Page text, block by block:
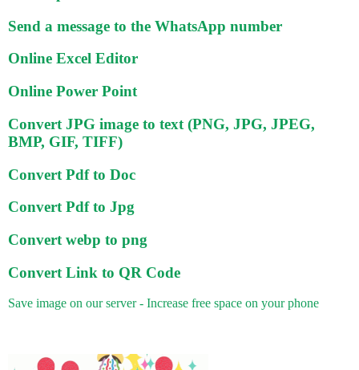
Send a message to the WhatsApp number
Online Excel Editor
Online Power Point
Convert JPG image to text (PNG, JPG, JPEG,
BMP, GIF, TIFF)
Convert Pdf to Doc
Convert Pdf to Jpg
Convert webp to png
Convert Link to QR Code
Save image on our server - Increase free space on your phone